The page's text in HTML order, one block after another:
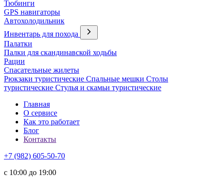
Тюбинги
GPS навигаторы
Автохолодильник
Инвентарь для похода
Палатки
Палки для скандинавской ходьбы
Рации
Спасательные жилеты
Рюкзаки туристические Спальные мешки Столы
туристические Стулья и скамьи туристические
Главная
О сервисе
Как это работает
Блог
Контакты
+7 (982) 605-50-70
c 10:00 до 19:00